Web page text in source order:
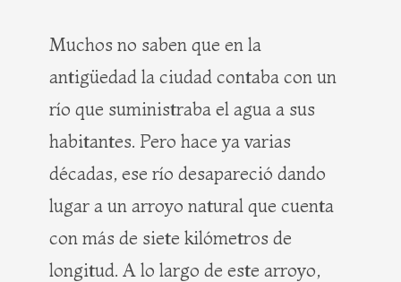
o
k
t
e
r
e
s
t
a
m
Muchos no saben que en la
antigüedad la ciudad contaba con un
río que suministraba el agua a sus
habitantes. Pero hace ya varias
décadas, ese río desapareció dando
lugar a un arroyo natural que cuenta
con más de siete kilómetros de
longitud. A lo largo de este arroyo,